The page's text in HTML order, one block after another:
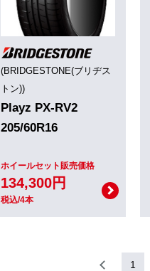
(BRIDGESTONE(ブリヂス
トン))
Playz PX-RV2
205/60R16
ホイールセット販売価格
134,300円
税込/4本
1